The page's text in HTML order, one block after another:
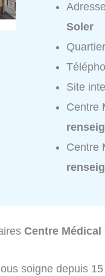
Soler
Site
Centre
Centre
Centre Médical
soigne depuis